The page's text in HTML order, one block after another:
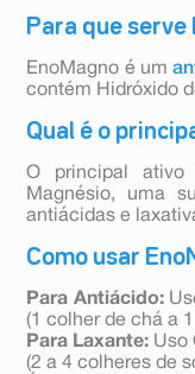
Para que serve
EnoMagno é um
contém Hidróxido
Qual é o
O principal ativo
Magnésio, uma
antiácidas e
Como usar
Para Antiácido:
(1 colher de chá a
Para Laxante: Uso
(2 a 4 colheres de